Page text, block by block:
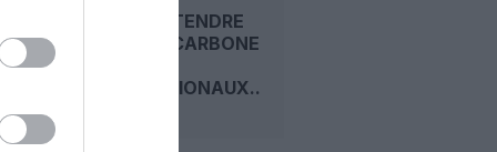
L'UE VA ÉTENDRE
SA TAXE CARBONE
INTERNATIONAUX...